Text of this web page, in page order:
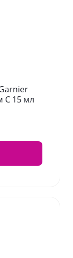
С 15 мл